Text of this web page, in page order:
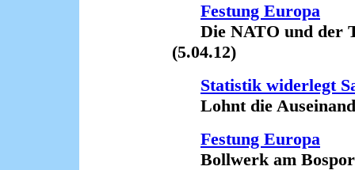
Festung Europa
Die NATO und der
(5.04.12)
Statistik widerlegt
Lohnt die
Festung Europa
Bollwerk am